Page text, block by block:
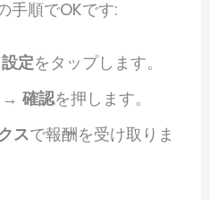
手順でOKです:
設定をタップします。
→確認を押します。
スで報酬を受け取りま